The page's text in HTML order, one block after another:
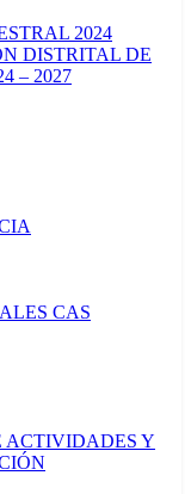
2024
DISTRITAL DE
– 2027
CAS
ACTIVIDADES Y